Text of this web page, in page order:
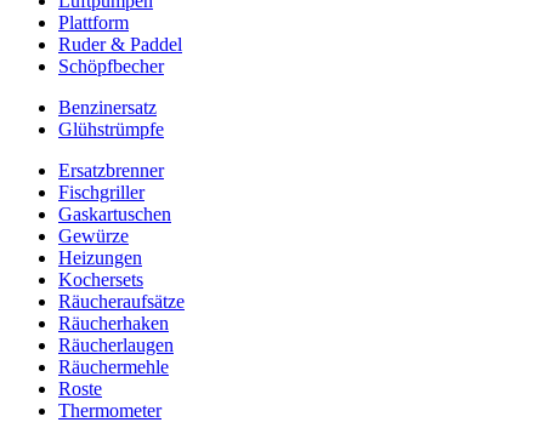
Plattform
Ruder & Paddel
Schöpfbecher
Benzinersatz
Glühstrümpfe
Ersatzbrenner
Fischgriller
Gaskartuschen
Gewürze
Heizungen
Kochersets
Räucheraufsätze
Räucherhaken
Räucherlaugen
Räuchermehle
Roste
Thermometer